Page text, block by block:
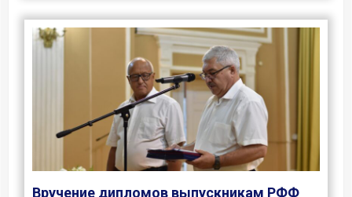
Вручение дипломов выпускникам РФФ